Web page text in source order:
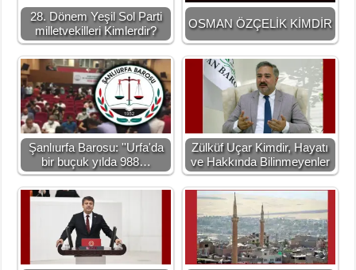
28. Dönem Yeşil Sol Parti
milletvekilleri Kimlerdir?
OSMAN ÖZÇELİK KİMDİR
Şanlıurfa Barosu: ''Urfa'da
bir buçuk yılda 988…
Zülküf Uçar Kimdir, Hayatı
ve Hakkında Bilinmeyenler